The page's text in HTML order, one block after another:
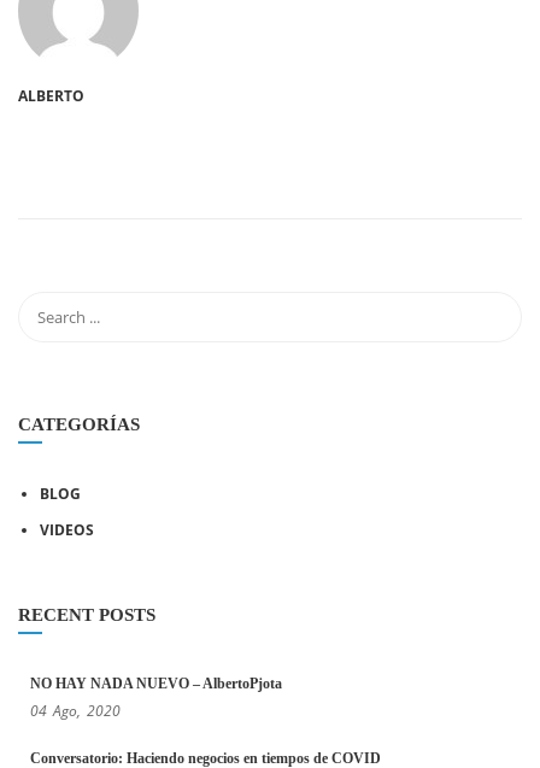
ALBERTO
CATEGORÍAS
BLOG
VIDEOS
RECENT POSTS
NO HAY NADA NUEVO – AlbertoPjota
04 Ago, 2020
Conversatorio: Haciendo negocios en tiempos de COVID